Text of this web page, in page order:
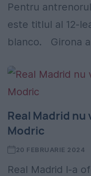
Pentru
este titlul al 12-
blanco. Girona
Real Madrid nu
Modric
20 FEBRUARIE 2024
Real Madrid l-a